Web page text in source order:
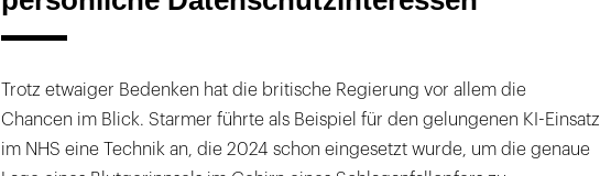
Trotz etwaiger Bedenken hat die britische Regierung vor allem die
Chancen im Blick. Starmer führte als Beispiel für den gelungenen KI-Einsatz
im NHS eine Technik an, die 2024 schon eingesetzt wurde, um die genaue